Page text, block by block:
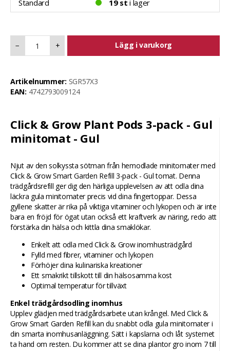
Click & Grow Plant Pods 3-pack - Gul
minitomat - Gul
Njut av den solkyssta sötman från hemodlade minitomater med
Click & Grow Smart Garden Refill 3-pack - Gul tomat. Denna
trädgårdsrefill ger dig den härliga upplevelsen av att odla dina
läckra gula minitomater precis vid dina fingertoppar. Dessa
gyllene skatter är rika på viktiga vitaminer och lykopen och är inte
bara en fröjd för ögat utan också ett kraftverk av näring, redo att
förstärka din hälsa och kittla dina smaklökar.
Enkelt att odla med Click & Grow inomhusträdgård
Fylld med fibrer, vitaminer och lykopen
Förhöjer dina kulinariska kreationer
Ett smakrikt tillskott till din hälsosamma kost
Optimal temperatur för tillväxt
Enkel trädgårdsodling inomhus
Upplev glädjen med trädgårdsarbete utan krångel. Med Click &
Grow Smart Garden Refill kan du snabbt odla gula minitomater i
din smarta inomhusanläggning. Sätt i kapslarna och låt systemet
ta hand om resten. Du kommer att se dina plantor gro inom 7 till
Standard 19 st i lager
− + Lägg i varukorg
Artikelnummer: SGR57X3
EAN: 4742793009124